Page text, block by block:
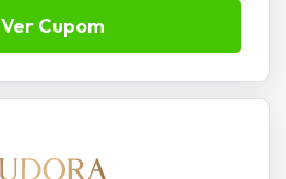
Ver Cupom